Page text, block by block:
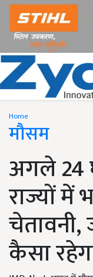
Home
मौसम
अगले 24
राज्यों में
कैसा